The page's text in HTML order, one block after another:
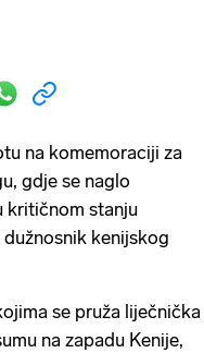
na komemoraciji za
gdje se naglo
kritičnom stanju
kenijskog
se pruža liječnička
na zapadu Kenije,